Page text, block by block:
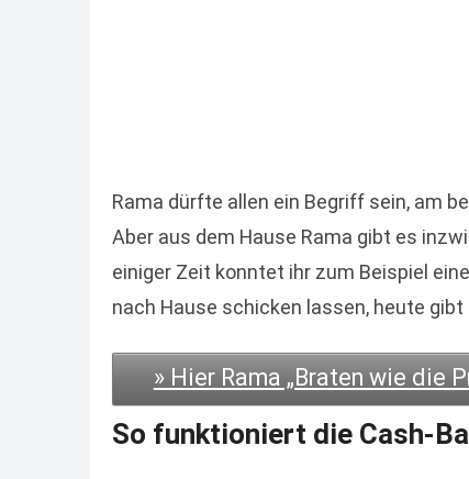
Rama dürfte allen ein Begriff sein, am
Aber aus dem Hause Rama gibt es
einiger Zeit konntet ihr zum Beispiel eine
nach Hause schicken lassen, heute
» Hier Rama „Braten wie die
So funktioniert die Cash-